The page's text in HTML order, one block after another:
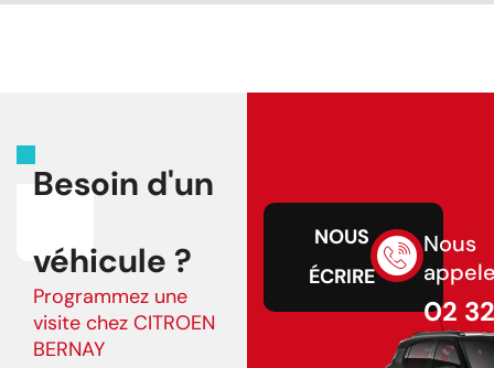
Besoin d'un
véhicule ?
Programmez une
visite chez CITROEN
BERNAY
NOUS
ÉCRIRE
Nous
02 32
43 75